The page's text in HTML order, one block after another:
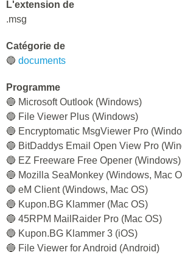
L'extension de
.msg
Catégorie de
🔵 documents
Programme
🔵 Microsoft Outlook (Windows)
🔵 File Viewer Plus (Windows)
🔵 Encryptomatic MsgViewer Pro
🔵 BitDaddys Email Open View Pro
🔵 EZ Freeware Free Opener (Windows)
🔵 Mozilla SeaMonkey (Windows, Mac
🔵 eM Client (Windows, Mac OS)
🔵 Kupon.BG Klammer (Mac OS)
🔵 45RPM MailRaider Pro (Mac OS)
🔵 Kupon.BG Klammer 3 (iOS)
🔵 File Viewer for Android (Android)